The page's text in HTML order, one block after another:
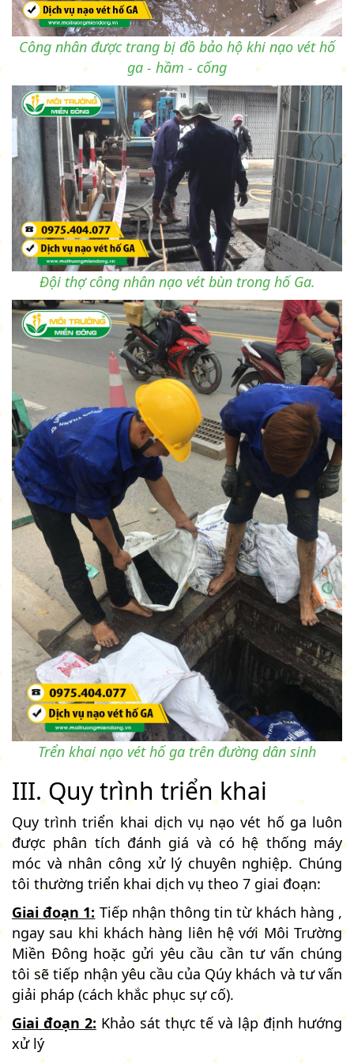
Công nhân được trang bị đồ bảo hộ khi nạo vét hố
ga - hầm - cống
Đội thợ công nhân nạo vét bùn trong hố Ga.
Trển khai nạo vét hố ga trên đường dân sinh
III. Quy trình triển khai
Quy trình triển khai dịch vụ nạo vét hố ga luôn
được phân tích đánh giá và có hệ thống máy
móc và nhân công xử lý chuyên nghiệp. Chúng
tôi thường triển khai dịch vụ theo 7 giai đoạn:
Giai đoạn 1: Tiếp nhận thông tin từ khách hàng ,
ngay sau khi khách hàng liên hệ với Môi Trường
Miền Đông hoặc gửi yêu cầu cần tư vấn chúng
tôi sẽ tiếp nhận yêu cầu của Qúy khách và tư vấn
giải pháp (cách khắc phục sự cố).
Giai đoạn 2: Khảo sát thực tế và lập định hướng
xử lý